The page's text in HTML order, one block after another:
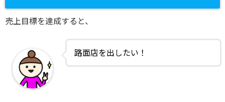
売上目標を達成すると、
路面店を出したい！